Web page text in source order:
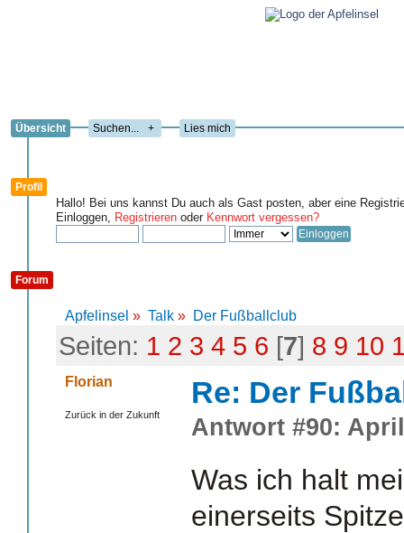
Übersicht + Lies mich
Profil
Hallo! Bei uns kannst Du auch als Gast posten, aber eine
Einloggen, Registrieren oder Kennwort vergessen?
Forum
Apfelinsel » Talk » Der Fußballclub
Seiten: 1 2 3 4 5 6 [7] 8 9 10
Florian
Zurück in der Zukunft
Re: Der
Antwort #90:
Was ich halt
einerseits